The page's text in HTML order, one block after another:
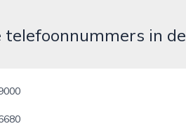
telefoonnummers in